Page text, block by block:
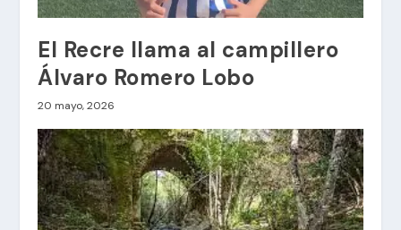
El Recre llama al campillero
Álvaro Romero Lobo
20 mayo, 2026